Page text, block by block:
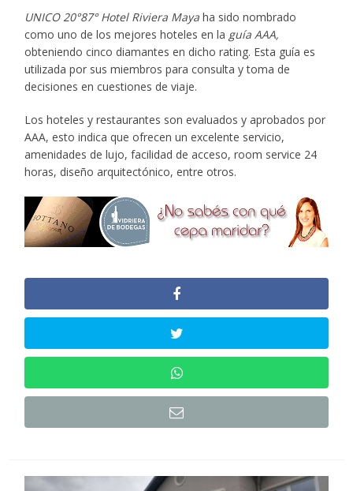
UNICO 20°87° Hotel Riviera Maya ha sido nombrado
como uno de los mejores hoteles en la guía AAA,
obteniendo cinco diamantes en dicho rating. Esta guía es
utilizada por sus miembros para consulta y toma de
decisiones en cuestiones de viaje.
Los hoteles y restaurantes son evaluados y aprobados por
AAA, esto indica que ofrecen un excelente servicio,
amenidades de lujo, facilidad de acceso, room service 24
horas, diseño arquitectónico, entre otros.